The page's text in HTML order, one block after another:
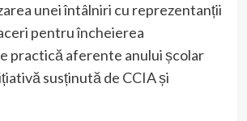
unei întâlniri cu reprezentanții
pentru încheierea
practică aferente anului școlar
susținută de CCIA și